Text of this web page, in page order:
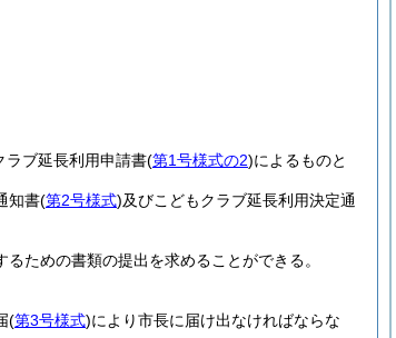
ラブ延長利用申請書(第1号様式の2)によるものと
知書(第2号様式)及びこどもクラブ延長利用決定通
ための書類の提出を求めることができる。
(第3号様式)により市長に届け出なければならな